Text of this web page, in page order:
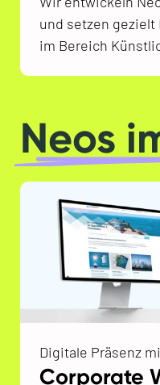
und setzen
im Bereich
Neos
Digitale Präsenz
Corporate